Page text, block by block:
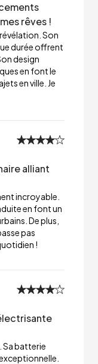
rêves !
Son
durée offrent
design
en font le
en ville. Je
alliant
incroyable.
en font un
De plus,
pas
!
Sa batterie